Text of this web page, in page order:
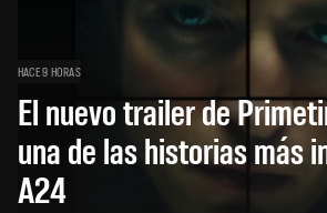
HACE 9 HORAS
El nuevo trailer de
una de las historias más
A24